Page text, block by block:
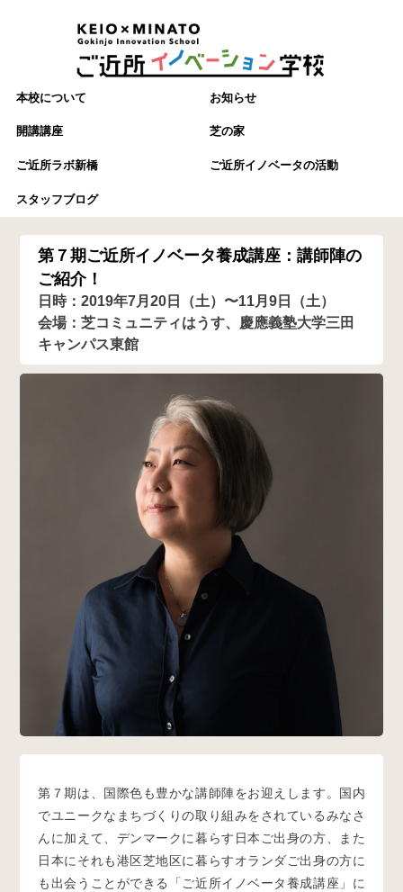
本校について お知らせ
開講講座 芝の家
ご近所ラボ新橋 ご近所イノベータの活動
スタッフブログ
第７期ご近所イノベータ養成講座：講師陣の
ご紹介！
日時：2019年7月20日（土）〜11月9日（土）
会場：芝コミュニティはうす、慶應義塾大学三田
キャンパス東館
第７期は、国際色も豊かな講師陣をお迎えします。国内
でユニークなまちづくりの取り組みをされているみなさ
んに加えて、デンマークに暮らす日本ご出身の方、また
日本にそれも港区芝地区に暮らすオランダご出身の方に
も出会うことができる「ご近所イノベータ養成講座」に